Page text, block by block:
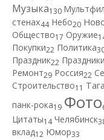
Музыка130
стенах44 Небо20
Общество17 Оружие
Покупки22 Политика
Праздник22 Праздники
Ремонт29 Россия22
Строительство11
панк-рока19 Фото
Цитаты14 Челябинск
вклад12 Юмор33